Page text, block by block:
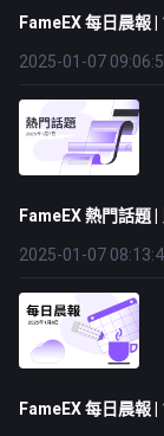
FameEX 每日晨報
2025-01-07
FameEX 熱門話題
2025-01-07
FameEX 每日晨報